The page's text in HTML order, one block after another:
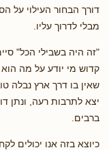
דורך הבחור העילוי על
מבלי לדרוך עליו.
"זה היה בשבילי הכל"
קדוש מי יודע על מה
שאין בו דרך ארץ נבלה
יצא לתרבות רעה, ונתן
ברבים.
כיוצא בזה אנו יכולים